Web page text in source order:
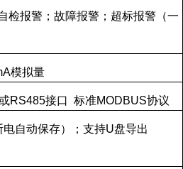
检报警；故障报警；超标报警（一
模拟量
RS485接口 标准MODBUS协议
电自动保存）；支持U盘导出